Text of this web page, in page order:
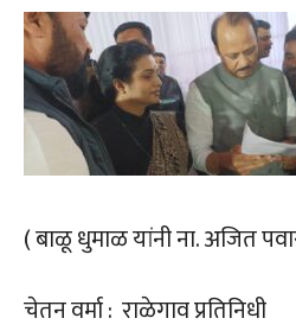
( बाळू धुमाळ यांनी ना. अजित
चेतन वर्मा : राळेगाव प्रतिनिधी